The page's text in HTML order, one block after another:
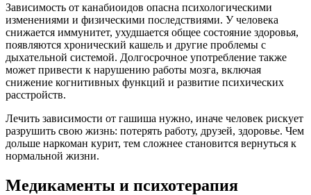
Зависимость от канабиоидов опасна психологическими
изменениями и физическими последствиями. У человека
снижается иммунитет, ухудшается общее состояние здоровья,
появляются хронический кашель и другие проблемы с
дыхательной системой. Долгосрочное употребление также
может привести к нарушению работы мозга, включая
снижение когнитивных функций и развитие психических
расстройств.
Лечить зависимости от гашиша нужно, иначе человек рискует
разрушить свою жизнь: потерять работу, друзей, здоровье. Чем
дольше наркоман курит, тем сложнее становится вернуться к
нормальной жизни.
Медикаменты и психотерапия